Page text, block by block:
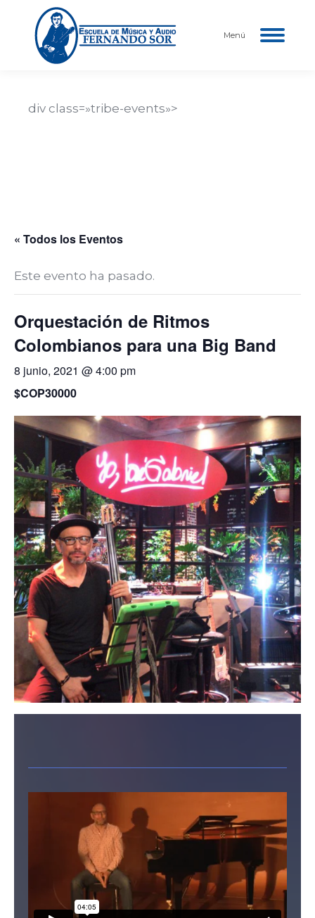
Menú
div class=»tribe-events»>
« Todos los Eventos
Este evento ha pasado.
Orquestación de Ritmos
Colombianos para una Big Band
8 junio, 2021 @ 4:00 pm
$COP30000